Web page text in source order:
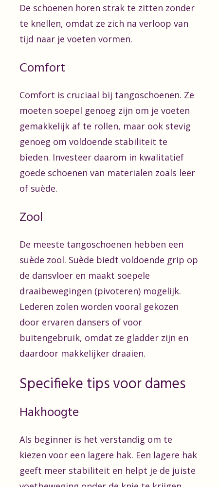
De schoenen horen strak te zitten zonder
te knellen, omdat ze zich na verloop van
tijd naar je voeten vormen.
Comfort
Comfort is cruciaal bij tangoschoenen. Ze
moeten soepel genoeg zijn om je voeten
gemakkelijk af te rollen, maar ook stevig
genoeg om voldoende stabiliteit te
bieden. Investeer daarom in kwalitatief
goede schoenen van materialen zoals leer
of suède.
Zool
De meeste tangoschoenen hebben een
suède zool. Suède biedt voldoende grip op
de dansvloer en maakt soepele
draaibewegingen (pivoteren) mogelijk.
Lederen zolen worden vooral gekozen
door ervaren dansers of voor
buitengebruik, omdat ze gladder zijn en
daardoor makkelijker draaien.
Specifieke tips voor dames
Hakhoogte
Als beginner is het verstandig om te
kiezen voor een lagere hak. Een lagere hak
geeft meer stabiliteit en helpt je de juiste